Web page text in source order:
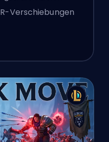
Verschiebungen